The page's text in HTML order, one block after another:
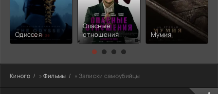
Одиссея
Опасные
отношения
Мумия
Киного » Фильмы » Записки самоубийцы